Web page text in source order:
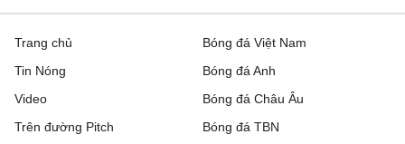
Trang chủ
Tin Nóng
Video
Trên đường Pitch
Bóng đá Việt Nam
Bóng đá Anh
Bóng đá Châu Âu
Bóng đá TBN